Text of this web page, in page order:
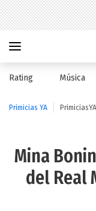
Rating Música
Primicias YA PrimiciasYA
Mina
del Real